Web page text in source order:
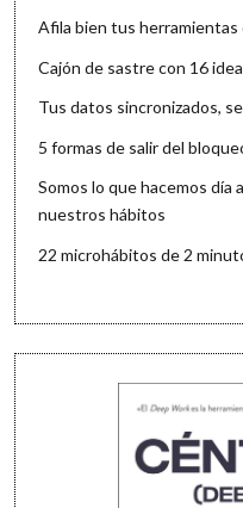
Afila bien tus
Cajón de sastre con 16
Tus datos sincronizados,
5 formas de salir del
Somos lo que hacemos día
nuestros hábitos
22 microhábitos de 2